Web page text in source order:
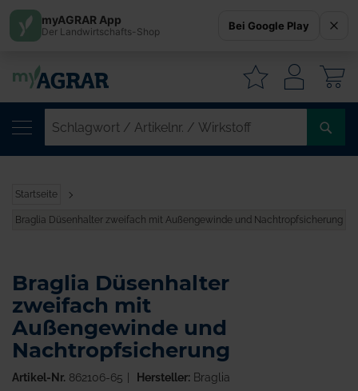
Startseite
Braglia Düsenhalter zweifach mit Außengewinde und Nachtropfsicherung
Braglia Düsenhalter
zweifach mit
Außengewinde und
Nachtropfsicherung
Artikel-Nr. 862106-65 Hersteller:Braglia
myAGRAR App
Der Landwirtschafts-Shop Bei Google Play